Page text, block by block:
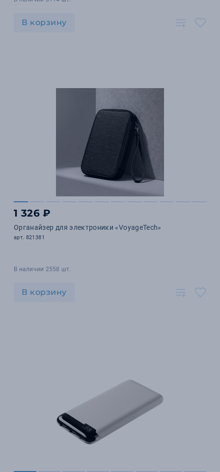
В корзину
1 326 ₽
Органайзер для электроники «VoyageTech»
арт. 821381
В наличии 2558 шт.
В корзину